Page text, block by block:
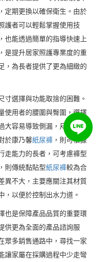
定期更換以確保衛生。由於
護者可以輕鬆掌握使用技
也能透過簡單的指導快速上
是提升居家照護專業度的重
，為長者提供了更為細緻的
寸選擇與功能取捨的困難。
使用者的腰圍與臀圍，選擇
大容易導致側漏，尺寸過小
於康乃馨紙尿褲 ，則可根據
走能力的長者，可考慮褲型
則傳統黏貼型紙尿褲較為合
異不大，主要應關注其材質
，以便於控制出水力道。
也是保障產品品質的重要環
供更為全面的產品諮詢服
眾多銷售通路中，尋找一家
讓家屬在採購過程中少走彎